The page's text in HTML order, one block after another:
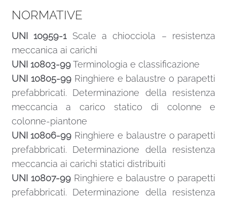
NORMATIVE
UNI 10959-1Scale a chiocciola – resistenza
meccanica ai carichi
UNI 10803-99Terminologia e classificazione
UNI 10805-99Ringhiere e balaustre o parapetti
prefabbricati. Determinazione della resistenza
meccancia a carico statico di colonne e
colonne-piantone
UNI 10806-99 Ringhiere e balaustre o parapetti
prefabbricati. Determinazione della resistenza
meccancia ai carichi statici distribuiti
UNI 10807-99Ringhiere e balaustre o parapetti
prefabbricati. Determinazione della resistenza